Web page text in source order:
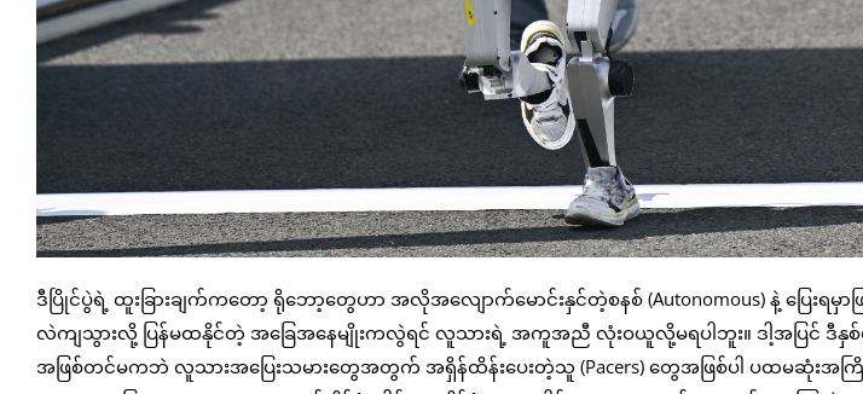
ဒီပြိုင်ပွဲရဲ့ ထူးခြားချက်ကတော့ ရိုဘော့တွေဟာ အလိုအလျောက်မောင်းနှင်တဲ့စနစ် (Autonomous) နဲ့ ပြေးရ
လဲကျသွားလို့ ပြန်မထနိုင်တဲ့ အခြေအနေမျိုးကလွဲရင် လူသားရဲ့ အကူအညီ လုံးဝယူလို့မရပါဘူး။ ဒါ့အပြင် ဒီနှစ်
အဖြစ်တင်မကဘဲ လူသားအပြေးသမားတွေအတွက် အရှိန်ထိန်းပေးတဲ့သူ (Pacers) တွေအဖြစ်ပါ ပထမဆုံးအကြိ